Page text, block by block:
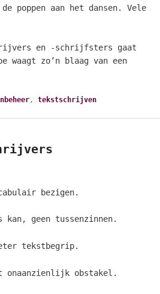
poppen aan het dansen. Vele
en -schrijfsters gaat
waagt zo’n blaag van een
, tekstschrijven
bezigen.
geen tussenzinnen.
tekstbegrip.
onaanzienlijk obstakel.